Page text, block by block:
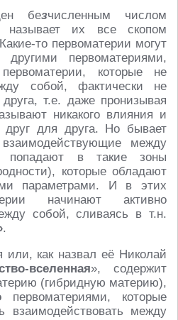
безчисленным числом
называет их все скопом
то первоматерии могут
другими первоматериями,
которые не
собой, фактически не
т.е. даже пронизывая
никакого влияния и
друг для друга. Но бывает
между
попадают в такие зоны
которые обладают
параметрами. И в этих
начинают активно
собой, сливаясь в т.н.
.
или, как назвал её Николай
вселенная», содержит
(гибридную материю),
первоматериями, которые
взаимодействовать между